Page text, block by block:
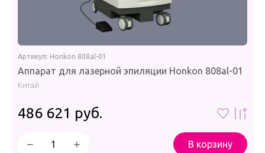
Артикул: Honkon 808al-01
Аппарат для лазерной эпиляции Honkon 808al-01
Китай
486 621 руб.
− + В корзину